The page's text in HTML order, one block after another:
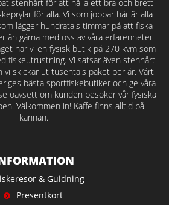
stenhårt för att hålla ett bra och brett
för alla. Vi som jobbar här är alla
lägger hundratals timmar på att fiska
än gärna med oss av våra erfarenheter
har vi en fysisk butik på 270 kvm som
fiskeutrustning. Vi satsar även stenhårt
vi skickar ut tusentals paket per år. Vårt
bästa sportfiskebutiker och ge våra
oavsett om kunden besöker vår fysiska
Välkommen in! Kaffe finns alltid på
kannan.
& Guidning
Presentkort